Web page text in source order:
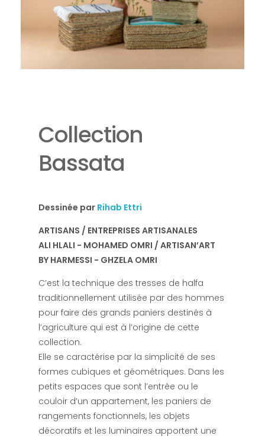
Collection
Bassata
Dessinée par Rihab Ettri
ARTISANS / ENTREPRISES ARTISANALES
ALI HLALI - MOHAMED OMRI / ARTISAN’ART
BY HARMESSI - GHZELA OMRI
C’est la technique des tresses de halfa
traditionnellement utilisée par des hommes
pour faire des grands paniers destinés à
l’agriculture qui est à l’origine de cette
collection.
Elle se caractérise par la simplicité de ses
formes cubiques et géométriques. Dans les
petits espaces que sont l’entrée ou le
couloir d’un appartement, les paniers de
rangements fonctionnels, les objets
décoratifs et les luminaires apportent une